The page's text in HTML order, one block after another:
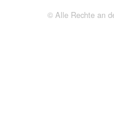
© Alle Rechte an